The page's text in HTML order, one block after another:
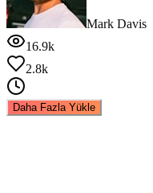
Mark Davis
16.9k
2.8k
Daha Fazla Yükle